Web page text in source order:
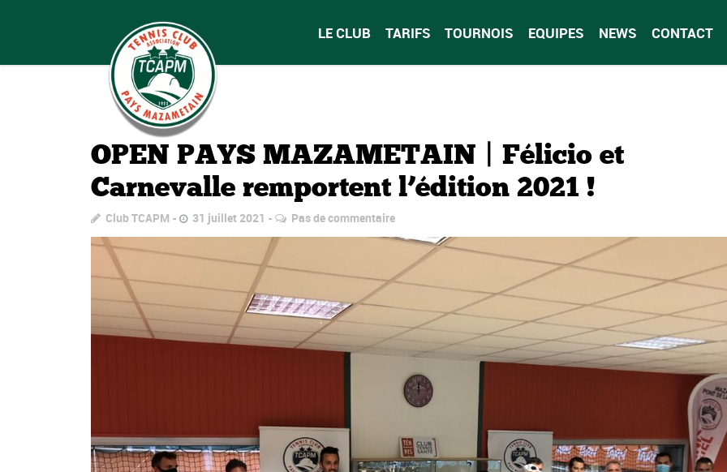
LE CLUB TARIFS TOURNOIS EQUIPES NEWS CONTACT
OPEN PAYS MAZAMETAIN | Félicio et
Carnevalle remportent l’édition 2021 !
Club TCAPM 31 juillet 2021 Pas de commentaire